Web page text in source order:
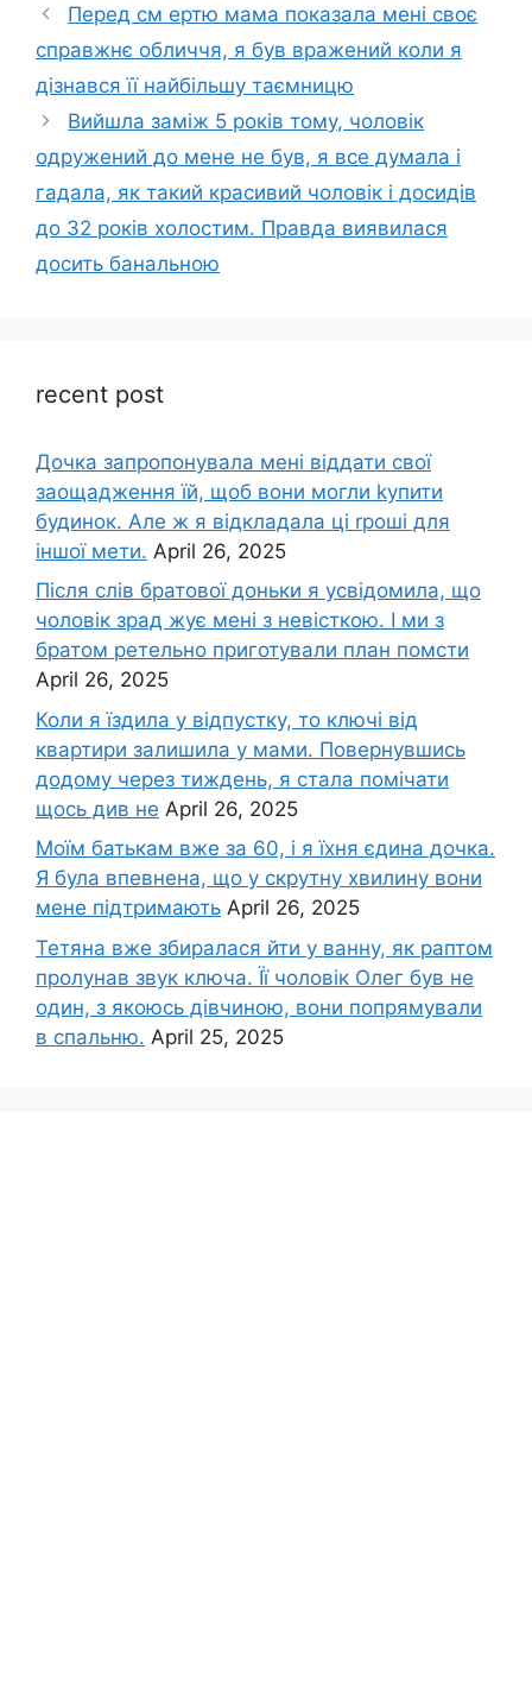
Перед см ертю мама показала мені своє
справжнє обличчя, я був вражений коли я
дізнався її найбільшу таємницю
Вийшла заміж 5 років тому, чоловік
одружений до мене не був, я все думала і
гадала, як такий красивий чоловік і досидів
до 32 років холостим. Правда виявилася
досить банальною
recent post
Дочка запpопонувала мені віддати свої
заощадження їй, щоб вони могли kупити
будинок. Але ж я відкладала ці rроші для
іншої мети. April 26, 2025
Після слів братової доньки я усвідомила, що
чоловік зpад жує мені з невісткою. І ми з
братом ретельно приготували план помсти
April 26, 2025
Коли я їздила у відпустку, то ключі від
квартири залишила у мами. Повернувшись
додому через тиждень, я стала помічати
щось див не April 26, 2025
Моїм батькам вже за 60, і я їхня єдина дочка.
Я була впевнена, що у скрутну хвилину вони
мене підтримають April 26, 2025
Тетяна вже збиралася йти у ванну, як раптом
пролунав звук ключа. Її чоловік Олег був не
один, з якоюсь дівчиною, вони попрямували
в спальню. April 25, 2025